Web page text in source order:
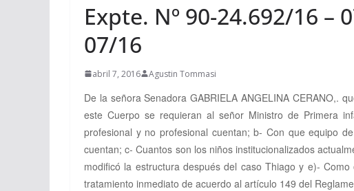
Expte. Nº 90-24.692/16 –
07/16
abril 7, 2016 Agustin Tommasi
De la señora Senadora GABRIELA ANGELINA CERANO,.
este Cuerpo se requieran al señor Ministro de Primera
profesional y no profesional cuentan; b- Con que equipo
cuentan; c- Cuantos son los niños institucionalizados
modificó la estructura después del caso Thiago y e)-
tratamiento inmediato de acuerdo al artículo 149 del